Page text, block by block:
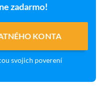
zadarmo!
KONTA
svojich poverení